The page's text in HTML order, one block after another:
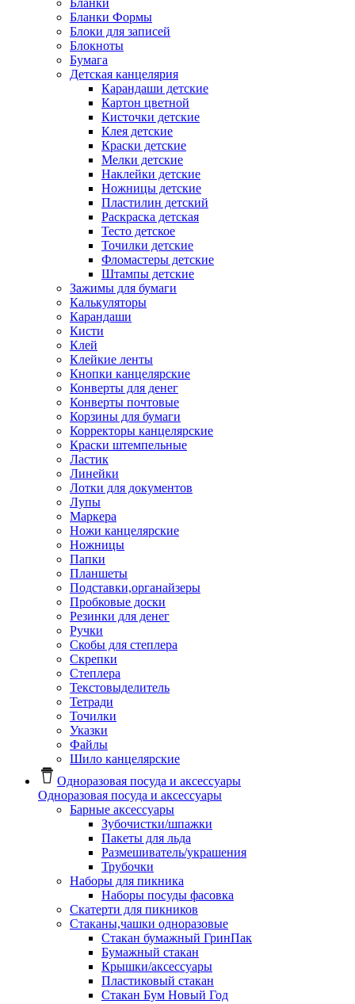
Бланки
Бланки Формы
Блоки для записей
Блокноты
Бумага
Детская канцелярия
Карандаши детские
Картон цветной
Кисточки детские
Клея детские
Краски детские
Мелки детские
Наклейки детские
Ножницы детские
Пластилин детский
Раскраска детская
Тесто детское
Точилки детские
Фломастеры детские
Штампы детские
Зажимы для бумаги
Калькуляторы
Карандаши
Кисти
Клей
Клейкие ленты
Кнопки канцелярские
Конверты для денег
Конверты почтовые
Корзины для бумаги
Корректоры канцелярские
Краски штемпельные
Ластик
Линейки
Лотки для документов
Лупы
Маркера
Ножи канцелярские
Ножницы
Папки
Планшеты
Подставки,органайзеры
Пробковые доски
Резинки для денег
Ручки
Скобы для степлера
Скрепки
Степлера
Текстовыделитель
Тетради
Точилки
Указки
Файлы
Шило канцелярские
Одноразовая посуда и аксессуары
Одноразовая посуда и аксессуары
Барные аксессуары
Зубочистки/шпажки
Пакеты для льда
Размешиватель/украшения
Трубочки
Наборы для пикника
Наборы посуды фасовка
Скатерти для пикников
Стаканы,чашки одноразовые
Cтакан бумажный ГринПак
Бумажный стакан
Крышки/аксессуары
Пластиковый стакан
Стакан Бум Новый Год